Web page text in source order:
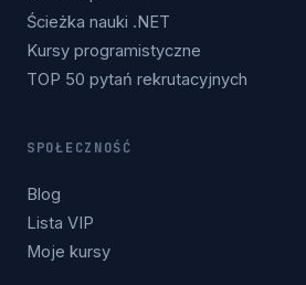
Ścieżka nauki .NET
Kursy programistyczne
TOP 50 pytań rekrutacyjnych
SPOŁECZNOŚĆ
Blog
Lista VIP
Moje kursy